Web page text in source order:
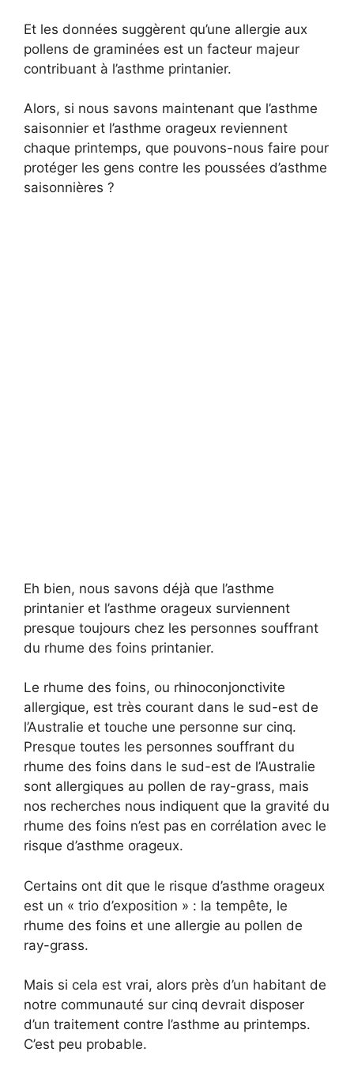
Et les données suggèrent qu’une allergie aux
pollens de graminées est un facteur majeur
contribuant à l’asthme printanier.
Alors, si nous savons maintenant que l’asthme
saisonnier et l’asthme orageux reviennent
chaque printemps, que pouvons-nous faire pour
protéger les gens contre les poussées d’asthme
saisonnières ?
Eh bien, nous savons déjà que l’asthme
printanier et l’asthme orageux surviennent
presque toujours chez les personnes souffrant
du rhume des foins printanier.
Le rhume des foins, ou rhinoconjonctivite
allergique, est très courant dans le sud-est de
l’Australie et touche une personne sur cinq.
Presque toutes les personnes souffrant du
rhume des foins dans le sud-est de l’Australie
sont allergiques au pollen de ray-grass, mais
nos recherches nous indiquent que la gravité du
rhume des foins n’est pas en corrélation avec le
risque d’asthme orageux.
Certains ont dit que le risque d’asthme orageux
est un « trio d’exposition » : la tempête, le
rhume des foins et une allergie au pollen de
ray-grass.
Mais si cela est vrai, alors près d’un habitant de
notre communauté sur cinq devrait disposer
d’un traitement contre l’asthme au printemps.
C’est peu probable.